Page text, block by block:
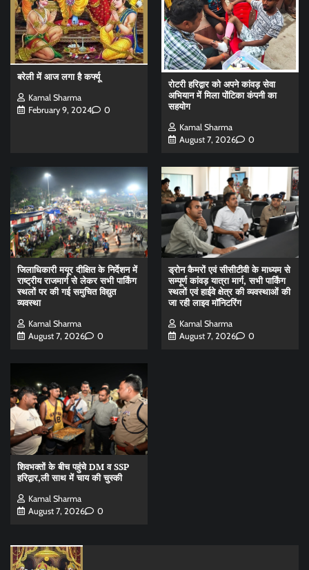
बरेली में आज लगा है कर्फ्यू
Kamal Sharma
February 9, 2024
0
रोटरी हरिद्वार को अपने कांवड़ सेवा
अभियान में मिला पोंटिका कंपनी का
सहयोग
Kamal Sharma
August 7, 2026
0
जिलाधिकारी मयूर दीक्षित के निर्देशन में
राष्ट्रीय राजमार्ग से लेकर सभी पार्किंग
स्थलों पर की गई समुचित विद्युत
व्यवस्था
Kamal Sharma
August 7, 2026
0
ड्रोन कैमरों एवं सीसीटीवी के माध्यम से
सम्पूर्ण कांवड़ यात्रा मार्ग, सभी पार्किंग
स्थलों एवं हाईवे क्षेत्र की व्यवस्थाओं की
जा रही लाइव मॉनिटरिंग
Kamal Sharma
August 7, 2026
0
शिवभक्तों के बीच पहुंचे DM व SSP
हरिद्वार,ली साथ में चाय की चुस्की
Kamal Sharma
August 7, 2026
0